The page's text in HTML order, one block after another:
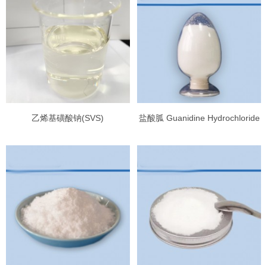
乙烯基磺酸钠(SVS) 盐酸胍 Guanidine Hydrochloride